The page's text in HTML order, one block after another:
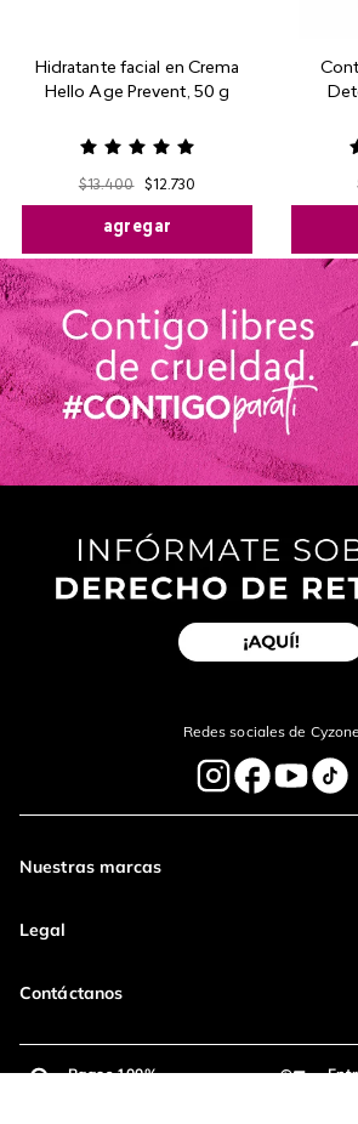
Hidratante facial en Crema
Hello Age Prevent, 50 g
$13.400 $12.730
agregar
Redes sociales de Cyzone
Nuestras marcas
Legal
Contáctanos
Pagos 100%